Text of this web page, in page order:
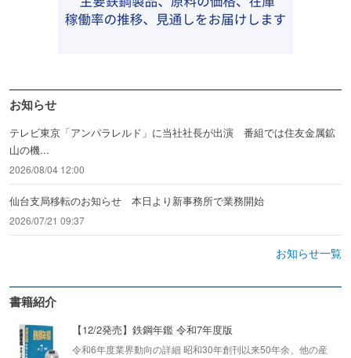
お知らせ
テレビ東京「アンパラレルド」に当社社長が出演 番組では住友金属鉱
山の機...
2026/08/04 12:00
仙台支局移転のお知らせ 本日より新事務所で業務開始
2026/07/21 09:37
お知らせ一覧
書籍紹介
【12/2発売】鉄鋼年鑑 令和7年度版
令和6年度業界動向の詳細 昭和30年創刊以来50年余、他の産